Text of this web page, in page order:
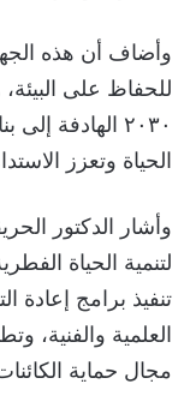
وأضاف أن هذه
للحفاظ على
٢٠٣٠ الهادفة
الحياة وتعزز
وأشار الدكتور
لتنمية الحياة
تنفيذ برامج إعادة
العلمية والفنية،
مجال حماية